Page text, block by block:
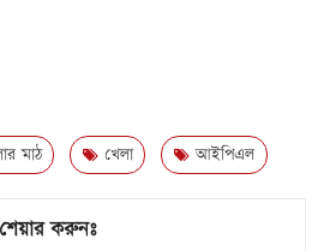
মাঠ খেলা আইপিএল
শেয়ার করুনঃ